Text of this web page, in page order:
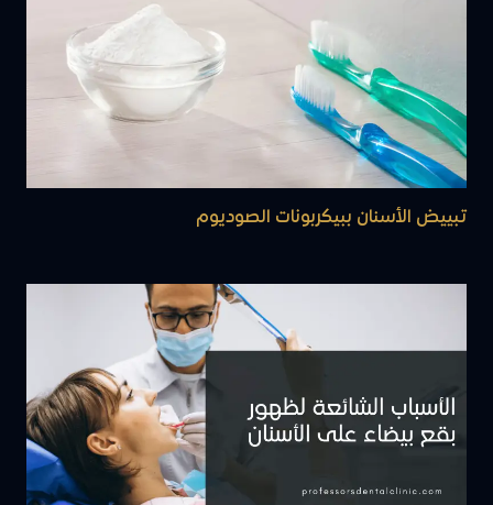
تبييض الأسنان ببيكربونات الصوديوم